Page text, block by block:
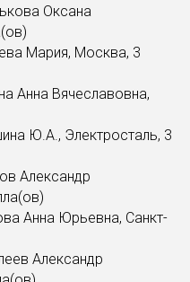
Оксана
Мария, Москва, 3
Анна Вячеславовна,
Ю.А., Электросталь, 3
Александр
Анна Юрьевна, Санкт-
Александр